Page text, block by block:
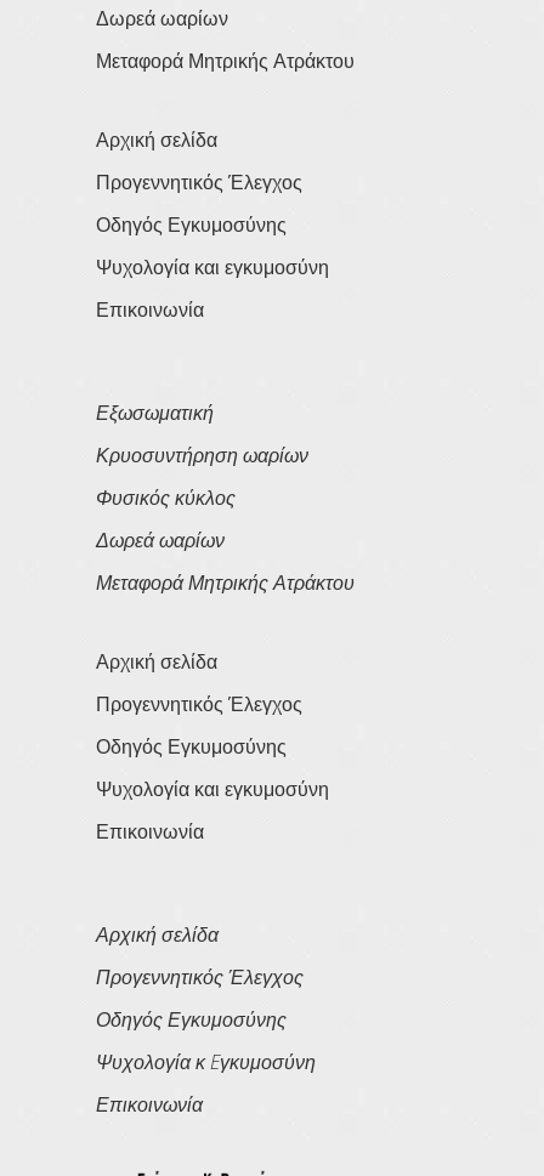
Δωρεά ωαρίων
Μεταφορά Μητρικής Ατράκτου
Αρχική σελίδα
Προγεννητικός Έλεγχος
Οδηγός Εγκυμοσύνης
Ψυχολογία και εγκυμοσύνη
Επικοινωνία
Εξωσωματική
Κρυοσυντήρηση ωαρίων
Φυσικός κύκλος
Δωρεά ωαρίων
Μεταφορά Μητρικής Ατράκτου
Αρχική σελίδα
Προγεννητικός Έλεγχος
Οδηγός Εγκυμοσύνης
Ψυχολογία και εγκυμοσύνη
Επικοινωνία
Αρχική σελίδα
Προγεννητικός Έλεγχος
Οδηγός Εγκυμοσύνης
Ψυχολογία κ Eγκυμοσύνη
Επικοινωνία